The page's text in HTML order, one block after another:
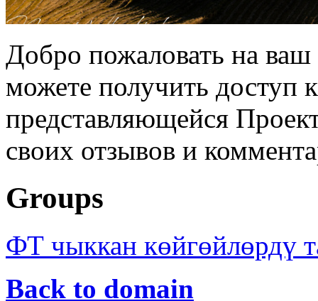
Добро пожаловать на
можете получить доступ
представляющейся
своих отзывов и
Groups
ФТ чыккан көйгөйлөрдү
Back to domain